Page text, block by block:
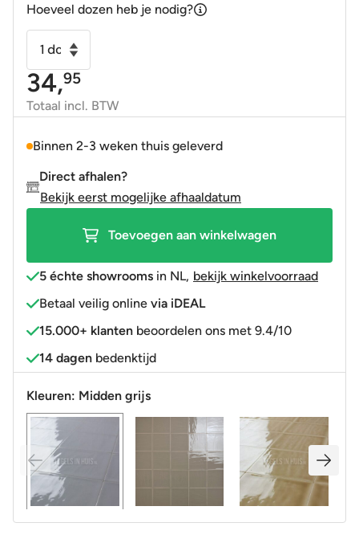
Hoeveel dozen heb je nodig?
15x15
cm
Artic
Midden
grijs
look
aantal
34,95
Totaal incl. BTW
Binnen 2-3 weken thuis geleverd
Direct afhalen?
Bekijk eerst mogelijke afhaaldatum
Toevoegen aan winkelwagen
5 échte showrooms in NL, bekijk winkelvoorraad
Betaal veilig online via iDEAL
15.000+ klanten beoordelen ons met 9.4/10
14 dagen bedenktijd
Kleuren: Midden grijs